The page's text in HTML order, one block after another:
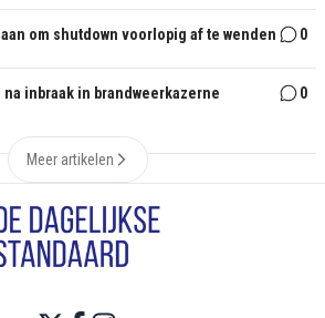
aan om shutdown voorlopig af te wenden 0
inbraak in brandweerkazerne
0
Meer artikelen